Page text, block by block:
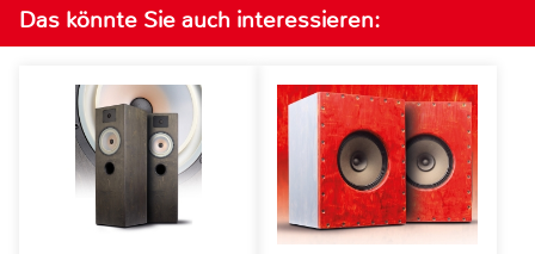
Das könnte Sie auch interessieren: